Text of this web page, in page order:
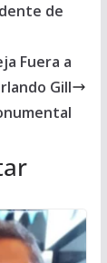
de
Fuera a
Gill